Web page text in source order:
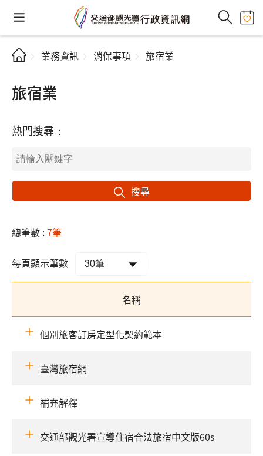
業務資訊 消保事項 旅宿業
旅宿業
熱門搜尋：
搜尋
總筆數 :7筆
每頁顯示筆數
名稱
個別旅客訂房定型化契約範本
臺灣旅宿網
補充解釋
交通部觀光署宣導住宿合法旅宿中文版60s